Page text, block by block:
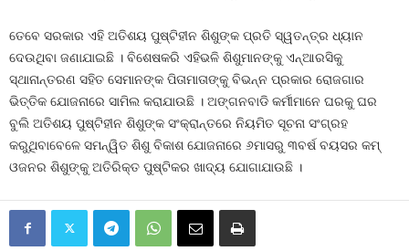
ତେବେ ସରକାର ଏହି ଅତିଶୟ ପୁଷ୍ଟିହୀନ ଶିଶୁଙ୍କ ପ୍ରତି ସ୍ୱତନ୍ତ୍ର ଧ୍ୟାନ
ଦେଉଥିବା ଜଣାଯାଇଛି । ବିଶେଷକରି ଏହିଭଳି ଶିଶୁମାନଙ୍କୁ ଏନ୍‍ଆରସିକୁ
ସ୍ଥାନାନ୍ତରଣ ସହିତ ସେମାନଙ୍କ ପିତାମାତାଙ୍କୁ ବିଭନ୍ନ ପ୍ରକାର ରୋଜଗାର
ଭିତ୍ତିକ ଯୋଜନାରେ ସାମିଲ କରାଯାଉଛି । ଅଙ୍ଗନବାଡି କର୍ମୀମାନେ ଘରକୁ ଘର
ବୁଲି ଅତିଶୟ ପୁଷ୍ଟିହୀନ ଶିଶୁଙ୍କ ସଂକ୍ରାନ୍ତରେ ନିୟମିତ ସୂଚନା ସଂଗ୍ରହ
କରୁଥିବାବେଳେ ସମନ୍ୱିତ ଶିଶୁ ବିକାଶ ଯୋଜନାରେ ୬ମାସରୁ ୩ବର୍ଷ ବୟସର କମ୍‍
ଓଜନର ଶିଶୁଙ୍କୁ ଅତିରିକ୍ତ ପୁଷ୍ଟିକର ଖାଦ୍ୟ ଯୋଗାଯାଉଛି ।